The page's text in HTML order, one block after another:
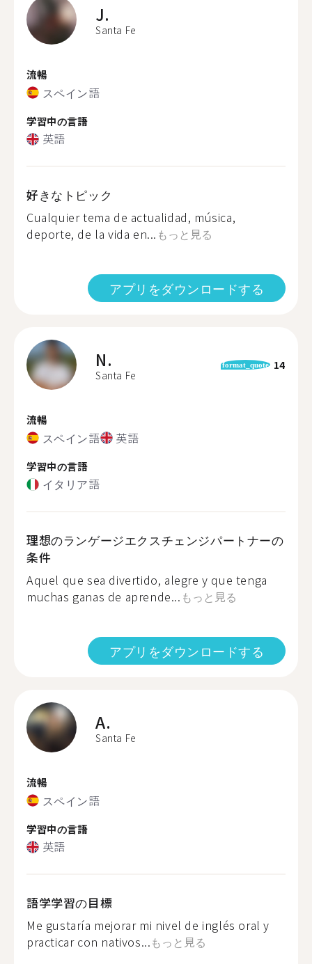
J.
Santa Fe
流暢
スペイン語
学習中の言語
英語
好きなトピック
Cualquier tema de actualidad, música,
deporte, de la vida en... もっと見る
アプリをダウンロードする
N.
Santa Fe
format_quote 14
流暢
スペイン語 英語
学習中の言語
イタリア語
理想のランゲージエクスチェンジパートナーの
条件
Aquel que sea divertido, alegre y que tenga
muchas ganas de aprende... もっと見る
アプリをダウンロードする
A.
Santa Fe
流暢
スペイン語
学習中の言語
英語
語学学習の目標
Me gustaría mejorar mi nivel de inglés oral y
practicar con nativos...もっと見る